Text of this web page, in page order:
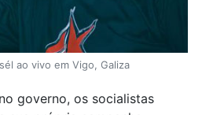
ao vivo em Vigo, Galiza
governo, os socialistas